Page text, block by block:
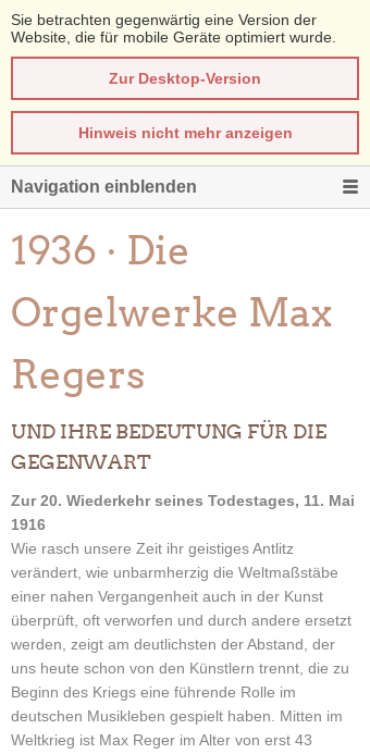
Sie betrachten gegenwärtig eine Version der
Website, die für mobile Geräte optimiert wurde.
Zur Desktop-Version
Hinweis nicht mehr anzeigen
Navigation einblenden
1936 · Die
Orgelwerke Max
Regers
UND IHRE BEDEUTUNG FÜR DIE
GEGENWART
Zur 20. Wiederkehr seines Todestages, 11. Mai
1916
Wie rasch unsere Zeit ihr geistiges Antlitz
verändert, wie unbarmherzig die Weltmaßstäbe
einer nahen Vergangenheit auch in der Kunst
überprüft, oft verworfen und durch andere ersetzt
werden, zeigt am deutlichsten der Abstand, der
uns heute schon von den Künstlern trennt, die zu
Beginn des Kriegs eine führende Rolle im
deutschen Musikleben gespielt haben. Mitten im
Weltkrieg ist Max Reger im Alter von erst 43